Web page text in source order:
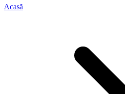
Acasă